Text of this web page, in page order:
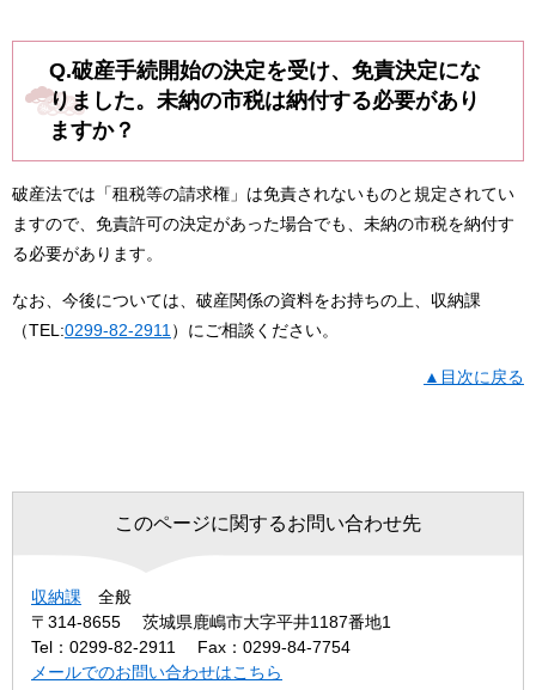
Q.破産手続開始の決定を受け、免責決定にな
りました。未納の市税は納付する必要があり
ますか？
破産法では「租税等の請求権」は免責されないものと規定されてい
ますので、免責許可の決定があった場合でも、未納の市税を納付す
る必要があります。
なお、今後については、破産関係の資料をお持ちの上、収納課
（TEL:0299-82-2911 ）にご相談ください。
▲目次に戻る
このページに関するお問い合わせ先
収納課
全般
〒314-8655
茨城県鹿嶋市大字平井1187番地1
Tel：0299-82-2911
Fax：0299-84-7754
メールでのお問い合わせはこちら